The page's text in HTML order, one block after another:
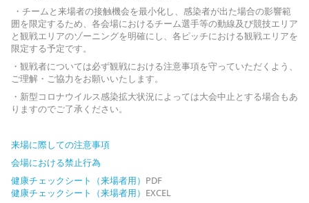
・チームと来場者の接触機会を最小化し、感染者が出た場合の影響範
囲を限定するため、各会場におけるチーム選手等の動線及び競技エリア
と観戦エリアのゾーニングを明確にし、各ピッチにおける観戦エリアを
限定する予定です。
・観戦者については必ず観戦における注意事項を守っていただくよう、
ご理解・ご協力をお願いいたします。
・新型コロナウイルス感染拡大状況によっては大会中止とする場合もあ
りますのでご了承ください。
来場に際しての注意事項
会場における禁止行為
健康チェックシート（来場者用） PDF
健康チェックシート（来場者用） EXCEL